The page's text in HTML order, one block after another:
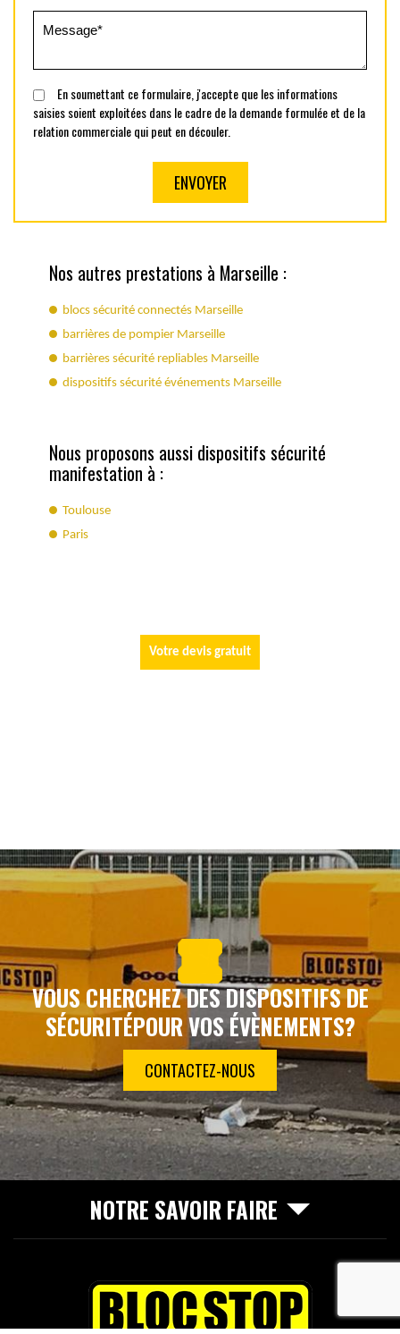
En soumettant ce formulaire, j'accepte que les informations
saisies soient exploitées dans le cadre de la demande formulée et de la
relation commerciale qui peut en découler.
Nos autres prestations à Marseille :
blocs sécurité connectés Marseille
barrières de pompier Marseille
barrières sécurité repliables Marseille
dispositifs sécurité événements Marseille
Nous proposons aussi dispositifs sécurité
manifestation à :
Toulouse
Paris
Votre devis gratuit
VOUS CHERCHEZ DES DISPOSITIFS DE
SÉCURITÉPOUR VOS ÉVÈNEMENTS?
CONTACTEZ-NOUS
NOTRE SAVOIR FAIRE